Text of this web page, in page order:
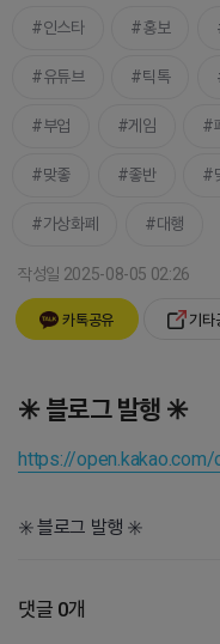
인스타 홍보
유튜브 틱톡
부업 게임
맞좋 좋반
가상화폐 대행
작성일 2025-08-05 02:26
카톡공유 기타
✳️ 블로그 발행 ✳️
https://
✳️ 블로그 발행 ✳️
댓글 0개